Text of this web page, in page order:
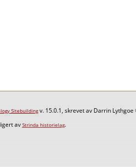
Sitebuildingv. 15.0.1, skrevet av Darrin
avStrinda historielag.